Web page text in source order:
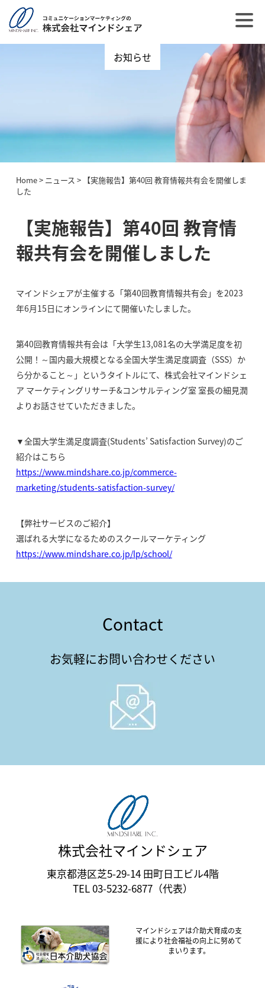
お知らせ
Home> ニュース > 【実施報告】第40回 教育情報共有会を開催しま
した
【実施報告】第40回 教育情
報共有会を開催しました
マインドシェアが主催する「第40回教育情報共有会」を2023
年6月15日にオンラインにて開催いたしました。
第40回教育情報共有会は「大学生13,081名の大学満足度を初
公開！～国内最大規模となる全国大学生満足度調査（SSS）か
ら分かること～」というタイトルにて、株式会社マインドシェ
ア マーケティングリサーチ&コンサルティング室 室長の細見潤
よりお話させていただきました。
▼全国大学生満足度調査(Students’ Satisfaction Survey)のご
紹介はこちら
https://www.mindshare.co.jp/commerce-
marketing/students-satisfaction-survey/
【弊社サービスのご紹介】
選ばれる大学になるためのスクールマーケティング
https://www.mindshare.co.jp/lp/school/
Contact
お気軽にお問い合わせください
株式会社マインドシェア
東京都港区芝5-29-14 田町日工ビル4階
TEL 03-5232-6877（代表）
マインドシェアは介助犬育成の支
援により社会福祉の向上に努めて
まいります。